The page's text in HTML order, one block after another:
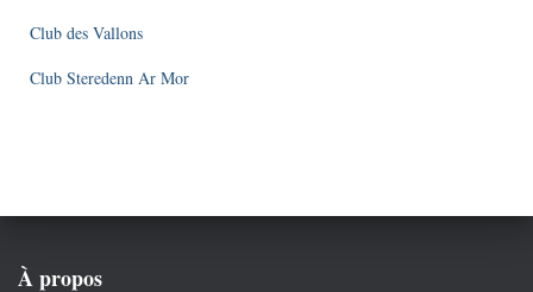
Club des Vallons
Club Steredenn Ar Mor
À propos